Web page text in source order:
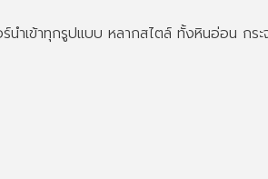
นำเข้าทุกรูปแบบ หลากสไตล์ ทั้งหินอ่อน ก